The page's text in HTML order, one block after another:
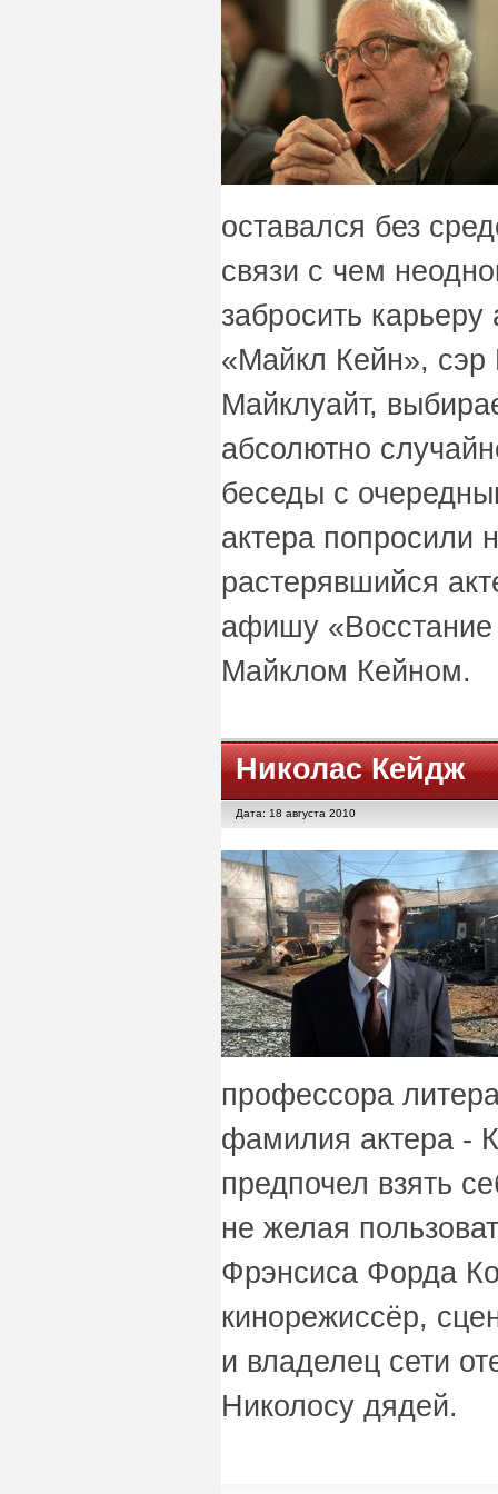
оставался без
связи с чем
забросить
«Майкл Кейн»,
Майклуайт,
абсолютно
беседы с
актера попросили
растерявшийся
афишу «Восстание
Майклом Кейном.
Николас Кейдж
Дата: 18 августа 2010
профессора
фамилия актера -
предпочел взять
не желая
Фрэнсиса Форда
кинорежиссёр,
и владелец сети
Николосу дядей.